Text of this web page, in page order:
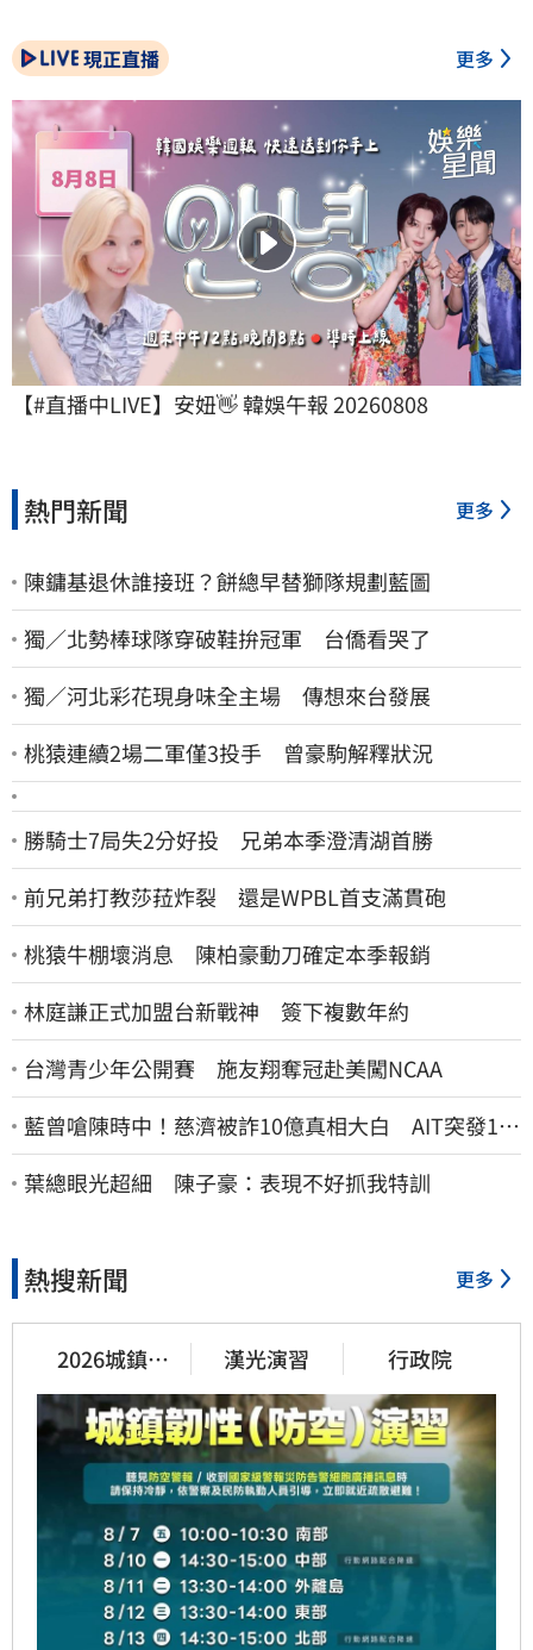
現正直播 更多
【#直播中LIVE】安妞👋 韓娛午報 20260808
熱門新聞 更多
陳鏞基退休誰接班？餅總早替獅隊規劃藍圖
獨／北勢棒球隊穿破鞋拚冠軍 台僑看哭了
獨／河北彩花現身味全主場 傳想來台發展
桃猿連續2場二軍僅3投手 曾豪駒解釋狀況
勝騎士7局失2分好投 兄弟本季澄清湖首勝
前兄弟打教莎菈炸裂 還是WPBL首支滿貫砲
桃猿牛棚壞消息 陳柏豪動刀確定本季報銷
林庭謙正式加盟台新戰神 簽下複數年約
台灣青少年公開賽 施友翔奪冠赴美闖NCAA
藍曾嗆陳時中！慈濟被詐10億真相大白 AIT突發1文
酸爆…他笑：真的很會
葉總眼光超細 陳子豪：表現不好抓我特訓
熱搜新聞 更多
2026城鎮韌
性演習
漢光演習 行政院